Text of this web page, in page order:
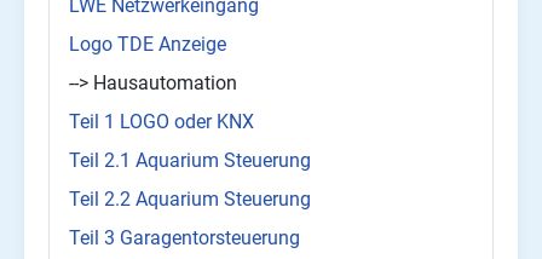
LWE Netzwerkeingang
Logo TDE Anzeige
--> Hausautomation
Teil 1 LOGO oder KNX
Teil 2.1 Aquarium Steuerung
Teil 2.2 Aquarium Steuerung
Teil 3 Garagentorsteuerung